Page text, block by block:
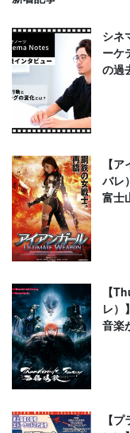
シネ
ーケ
の過
【
バレ
富士
【
レ）
音楽
【